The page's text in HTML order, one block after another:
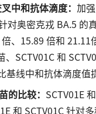
中和抗体滴度： 加
对奥密克戎 BA.5
、15.89 倍和
SCTV01C 和
线中和抗体滴度值
的比较： SCTV01E
和 SCTV01C 针对